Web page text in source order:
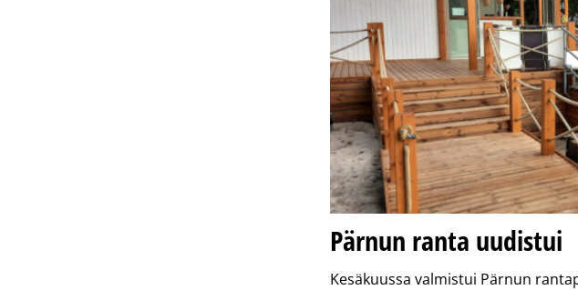
Pärnun ranta uudistui
Kesäkuussa valmistui Pärnun